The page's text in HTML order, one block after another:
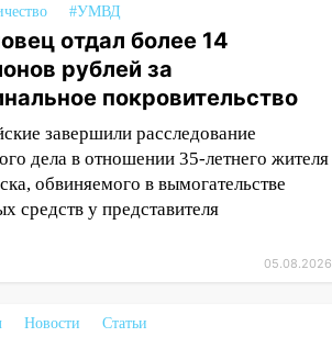
#УМВД
отдал более 14
рублей за
покровительство
завершили расследование
дела в отношении 35-летнего жителя
обвиняемого в вымогательстве
средств у представителя
05.08.2026
Новости
Статьи